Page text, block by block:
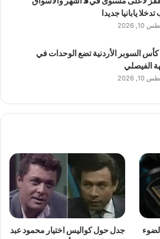
يابانيا جديدا
2026
السوبر الأردنية تضع الوحدات في
الفيصلي
2026
جدل حول كواليس اختيار محمود عبد